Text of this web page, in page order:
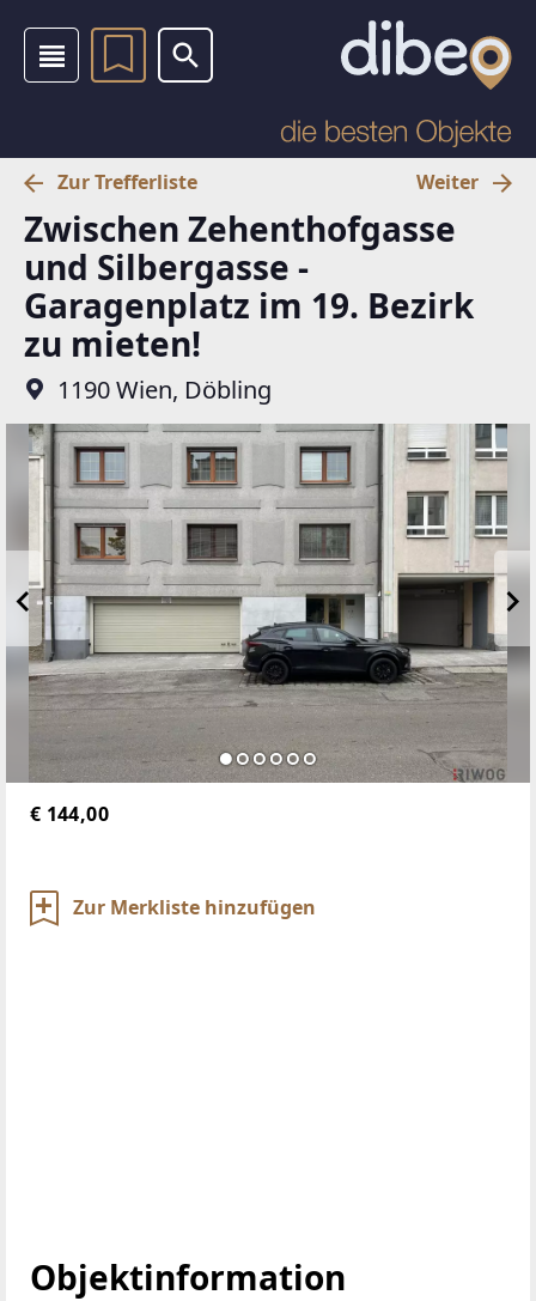
Zur Trefferliste Weiter
Zwischen Zehenthofgasse
und Silbergasse -
Garagenplatz im 19. Bezirk
zu mieten!
1190 Wien, Döbling
€ 144,00
Zur Merkliste hinzufügen
Objektinformation